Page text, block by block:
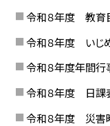
令和８年度 教育
令和８年度 いじ
令和８年度年間行
令和８年度 日課
令和８年度 災害